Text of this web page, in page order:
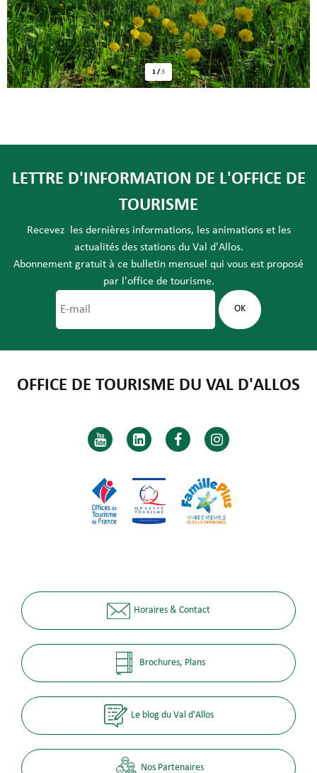
1/3
LETTRE D'INFORMATION DE L'OFFICE DE
TOURISME
Recevez les dernières informations, les animations et les
actualités des stations du Val d'Allos.
Abonnement gratuit à ce bulletin mensuel qui vous est proposé
par l'office de tourisme.
OFFICE DE TOURISME DU VAL D'ALLOS
Horaires & Contact
Brochures, Plans
Le blog du Val d'Allos
Nos Partenaires